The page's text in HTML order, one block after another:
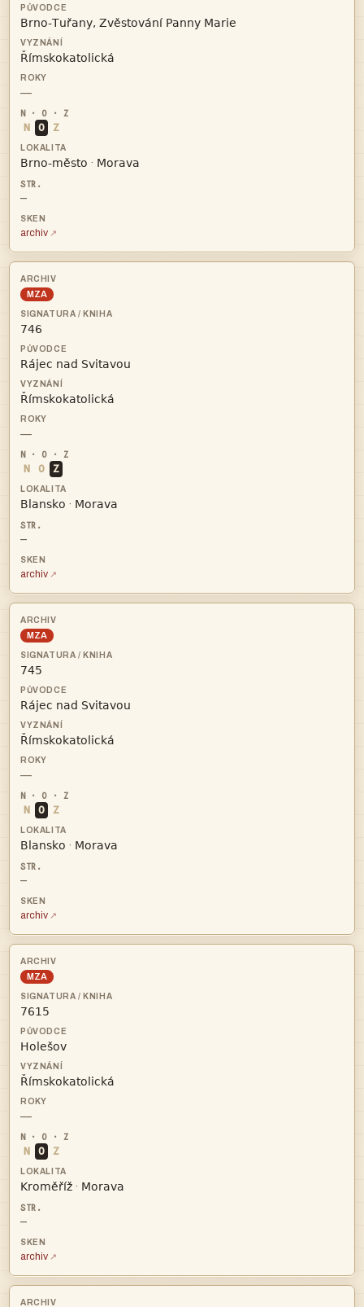


—
N O Z
 · 
—
archiv
MZA



—
N O Z
 · 
—
archiv
MZA



—
N O Z
 · 
—
archiv
MZA



—
N O Z
 · 
—
archiv